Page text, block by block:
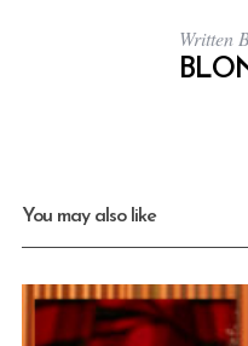
Written
You may also like